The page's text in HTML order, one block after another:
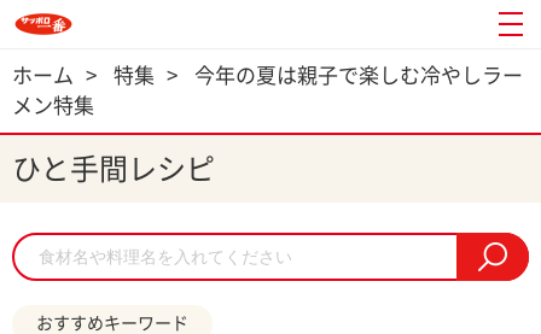
ホーム > 特集 >
今年の夏は親子で楽しむ冷やしラー
メン特集
ひと手間レシピ
おすすめキーワード